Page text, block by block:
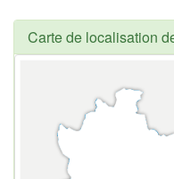
Carte de localisation